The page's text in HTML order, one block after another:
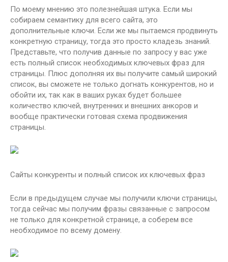
По моему мнению это полезнейшая штука. Если мы
собираем семантику для всего сайта, это
дополнительные ключи. Если же мы пытаемся продвинуть
конкретную страницу, тогда это просто кладезь знаний.
Представьте, что получив данные по запросу у вас уже
есть полный список необходимых ключевых фраз для
страницы. Плюс дополняя их вы получите самый широкий
список, вы сможете не только догнать конкурентов, но и
обойти их, так как в ваших руках будет большее
количество ключей, внутренних и внешних анкоров и
вообще практически готовая схема продвижения
страницы.
Сайты конкуренты и полный список их ключевых фраз
Если в предыдущем случае мы получили ключи страницы,
тогда сейчас мы получим фразы связанные с запросом
не только для конкретной странице, а соберем все
необходимое по всему домену.